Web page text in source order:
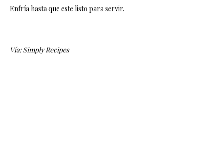
Enfría hasta que este listo para servir.
Vía: Simply Recipes